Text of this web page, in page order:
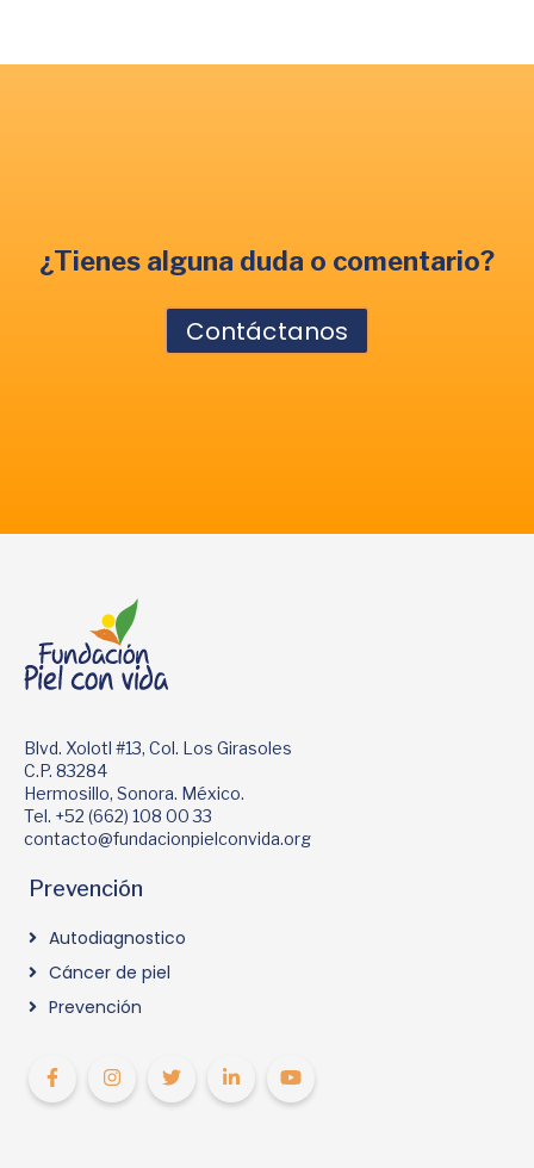
¿Tienes alguna duda o comentario?
Contáctanos
Blvd. Xolotl #13, Col. Los Girasoles
C.P. 83284
Hermosillo, Sonora. México.
Tel. +52 (662) 108 00 33
contacto@fundacionpielconvida.org
Prevención
Autodiagnostico
Cáncer de piel
Prevención